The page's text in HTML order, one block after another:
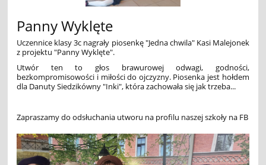
Panny Wyklęte
Uczennice klasy 3c nagrały piosenkę "Jedna chwila" Kasi Malejonek
z projektu "Panny Wyklęte".
Utwór ten to głos brawurowej odwagi, godności,
bezkompromisowości i miłości do ojczyzny. Piosenka jest hołdem
dla Danuty Siedzikówny "Inki", która zachowała się jak trzeba...
Zapraszamy do odsłuchania utworu na profilu naszej szkoły na FB